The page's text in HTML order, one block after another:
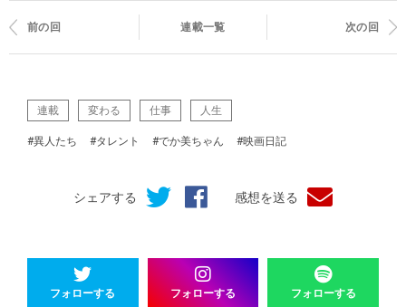
フォローする フォローする フォローする
前の回 連載一覧 次の回
連載 変わる 仕事 人生
#異人たち #タレント #でか美ちゃん #映画日記
シェアする 感想を送る